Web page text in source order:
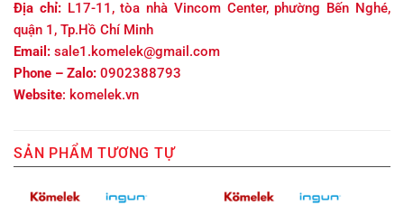
Địa chỉ:L17-11, tòa nhà Vincom Center, phường Bến Nghé,
quận 1, Tp.Hồ Chí Minh
Email: sale1.komelek@gmail.com
Phone – Zalo: 0902388793
Website: komelek.vn
SẢN PHẨM TƯƠNG TỰ